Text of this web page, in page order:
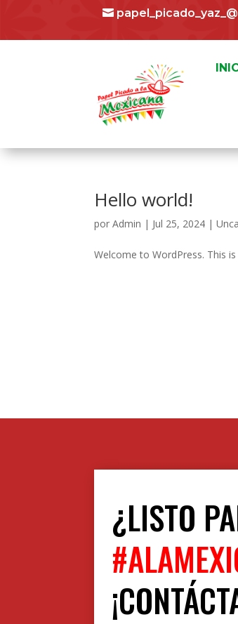
Hello world!
porAdmin | Jul 25, 2024 |
Welcome to WordPress. This
¿LISTO